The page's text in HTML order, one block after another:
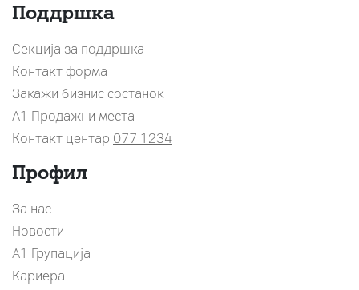
Поддршка
Секција за поддршка
Контакт форма
Закажи бизнис состанок
A1 Продажни места
Контакт центар 077 1234
Профил
За нас
Новости
А1 Групација
Кариера